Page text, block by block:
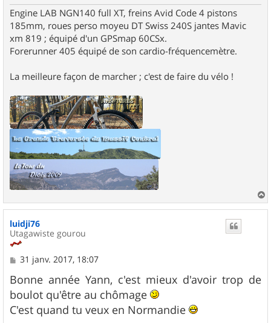
Engine LAB NGN140 full XT, freins Avid Code 4 pistons
185mm, roues perso moyeu DT Swiss 240S jantes Mavic
xm 819 ; équipé d'un GPSmap 60CSx.
Forerunner 405 équipé de son cardio-fréquencemètre.
La meilleure façon de marcher ; c'est de faire du vélo !
a
luidji76
Utagawiste gourou
M
s
s
a
g
e
31 janv. 2017, 18:07
Bonne année Yann, c'est mieux d'avoir trop de
boulot qu'être au chômage
C'est quand tu veux en Normandie